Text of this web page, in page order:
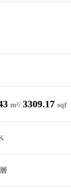
m²/ 3309.17 sqf